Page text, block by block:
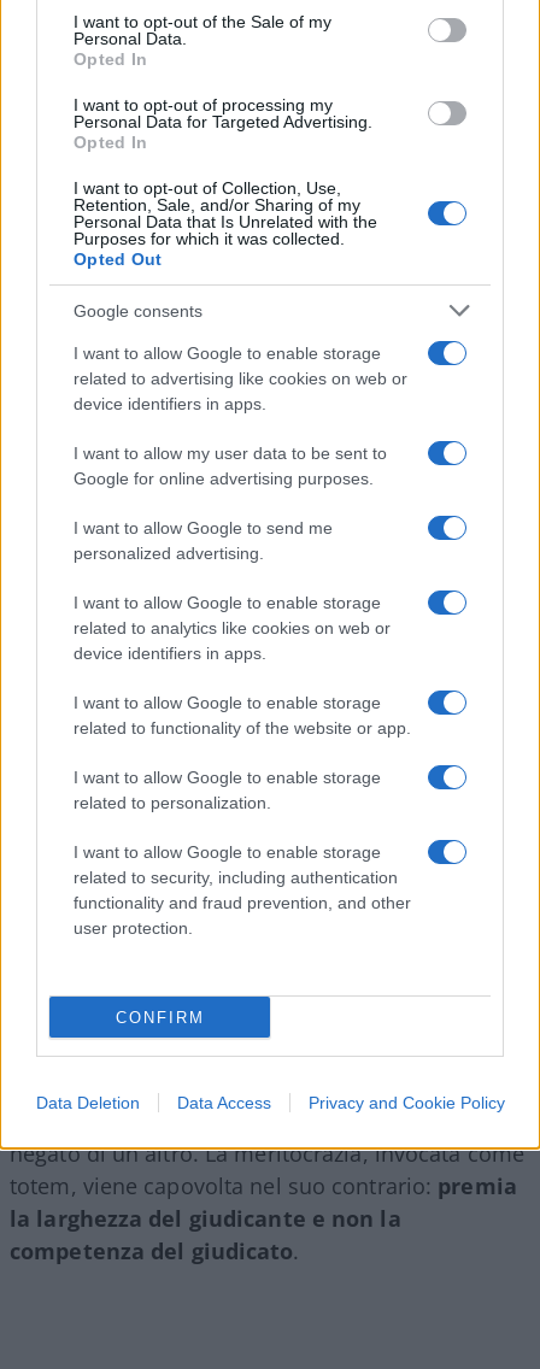
I want to opt-out of the Sale of my
Personal Data.
Opted In
I want to opt-out of processing my
Personal Data for Targeted Advertising.
Opted In
I want to opt-out of Collection, Use,
Retention, Sale, and/or Sharing of my
Personal Data that Is Unrelated with the
Purposes for which it was collected.
Opted Out
Google consents
I want to allow Google to enable storage
related to advertising like cookies on web or
device identifiers in apps.
I want to allow my user data to be sent to
Google for online advertising purposes.
I want to allow Google to send me
personalized advertising.
I want to allow Google to enable storage
related to analytics like cookies on web or
device identifiers in apps.
I want to allow Google to enable storage
related to functionality of the website or app.
I want to allow Google to enable storage
related to personalization.
I want to allow Google to enable storage
related to security, including authentication
functionality and fraud prevention, and other
user protection.
CONFIRM
Data Deletion Data Access Privacy and Cookie Policy
Nessuno presidia l’omogeneità del giudizio e
questo traligna in arbitrio, con l’albagia dichi
scambia l’indulgenza per generosità
livello e certifica per paradosso, la latitudine in cui
lo si è conseguito.
La sperequazione
Qui la difformità cessa di essere accademica. Il
100 e la lode non sono orpelli estetici ma
dischiudono l’Albo Nazionale delle Eccellenze, gli
esoneri dalle tasse universitarie, le borse di
valutato con severità paga due volte: perde il
riconoscimento e finanzia, con il proprio rigore, la
munificenza altrui.
resta a mani vuote; il coetaneo gratificato da
una commissione prodiga incassa bonus e
precedenze. E quei benefici non piovono dal cielo:
attingono a fondi contingentati, per cui il
vantaggio immeritato di uno diventa il diritto
negato di un altro. La meritocrazia, invocata come
totem, viene capovolta nel suo contrario: premia
la larghezza del giudicante e non la
competenza del giudicato.